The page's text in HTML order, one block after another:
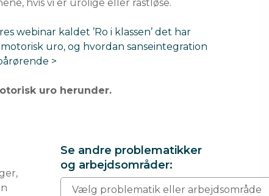
hvis vi er urolige eller rastløse.
webinar kaldet ’Ro i klassen’ det har
uro, og hvordan sanseintegration
>
uro herunder.
Se andre problematikker
og arbejdsområder:
Vælg problematik eller arbejdsområde